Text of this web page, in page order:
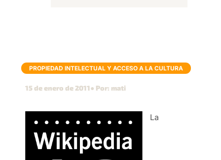
PROPIEDAD INTELECTUAL Y ACCESO A LA CULTURA
15 de enero de 2011● Por: mati
La